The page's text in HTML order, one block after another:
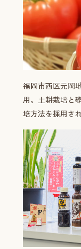
福岡市西区元岡
用。土耕栽培と
培方法を採用さ